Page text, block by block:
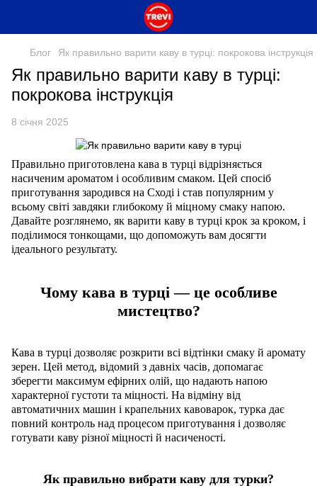
Блог Як правильно варити каву в турці: покрокова інструкція
Як правильно варити каву в турці:
покрокова інструкція
8 січня 2025
Правильно приготовлена кава в турці відрізняється
насиченим ароматом і особливим смаком. Цей спосіб
приготування зародився на Сході і став популярним у
всьому світі завдяки глибокому й міцному смаку напою.
Давайте розглянемо, як варити каву в турці крок за кроком, і
поділимося тонкощами, що допоможуть вам досягти
ідеального результату.
Чому кава в турці — це особливе
мистецтво?
Кава в турці дозволяє розкрити всі відтінки смаку й аромату
зерен. Цей метод, відомий з давніх часів, допомагає
зберегти максимум ефірних олій, що надають напою
характерної густоти та міцності. На відміну від
автоматичних машин і крапельних кавоварок, турка дає
повний контроль над процесом приготування і дозволяє
готувати каву різної міцності й насиченості.
Як правильно вибрати каву для турки?